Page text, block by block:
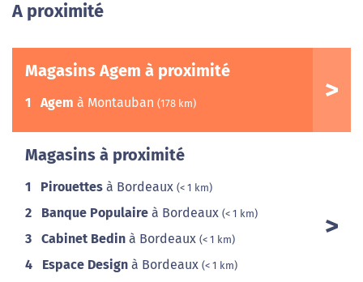
A proximité
Magasins Agem à proximité
1 Agem à Montauban (178 km)
Magasins à proximité
1 Pirouettes à Bordeaux (< 1 km)
2 Banque Populaire à Bordeaux (< 1 km)
3 Cabinet Bedin à Bordeaux (< 1 km)
4 Espace Design à Bordeaux (< 1 km)